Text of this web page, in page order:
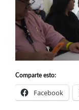
Comparte esto:
Facebook